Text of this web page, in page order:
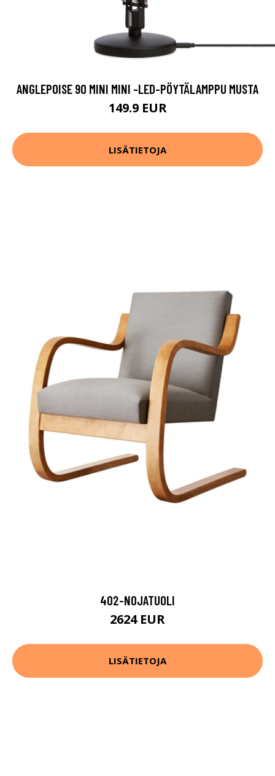
ANGLEPOISE 90 MINI MINI -LED-PÖYTÄLAMPPU MUSTA
149.9 EUR
LISÄTIETOJA
402-NOJATUOLI
2624 EUR
LISÄTIETOJA